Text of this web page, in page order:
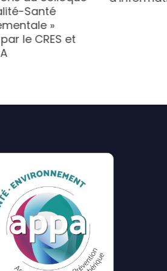
Santé
»
le CRES et